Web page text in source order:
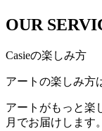
OUR
Casieの楽しみ方
アートの楽しみ方
アートがもっと楽
月でお届けします